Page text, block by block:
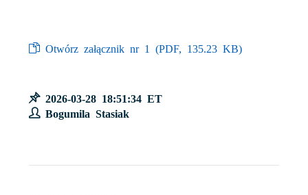
Otwórz załącznik nr 1 (PDF, 135.23 KB)
2026-03-28 18:51:34 ET
Bogumila Stasiak